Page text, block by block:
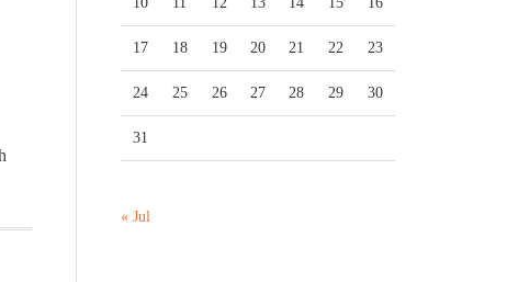
17 18 19 20 21 22 23
24 25 26 27 28 29 30
31
« Jul